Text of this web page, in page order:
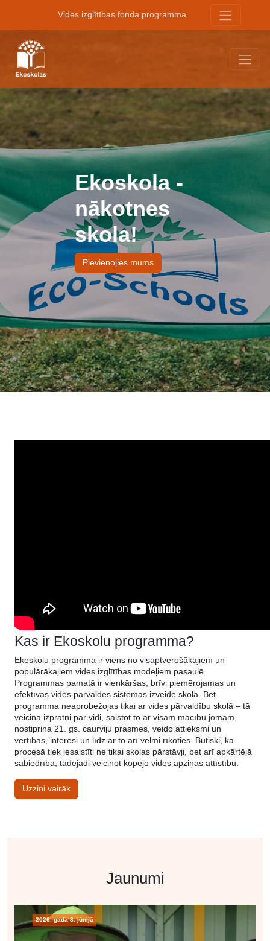
Vides izglītības fonda programma
Ekoskola -
nākotnes
skola!
Pievienojies mums
Kas ir Ekoskolu programma?
Ekoskolu programma ir viens no visaptverošākajiem un
populārākajiem vides izglītības modeļiem pasaulē.
Programmas pamatā ir vienkāršas, brīvi piemērojamas un
efektīvas vides pārvaldes sistēmas izveide skolā. Bet
programma neaprobežojas tikai ar vides pārvaldību skolā – tā
veicina izpratni par vidi, saistot to ar visām mācību jomām,
nostiprina 21. gs. caurviju prasmes, veido attieksmi un
vērtības, interesi un līdz ar to arī vēlmi rīkoties. Būtiski, ka
procesā tiek iesaistīti ne tikai skolas pārstāvji, bet arī apkārtējā
sabiedrība, tādējādi veicinot kopējo vides apziņas attīstību.
Uzzini vairāk
Jaunumi
2026. gada 8. jūnijā